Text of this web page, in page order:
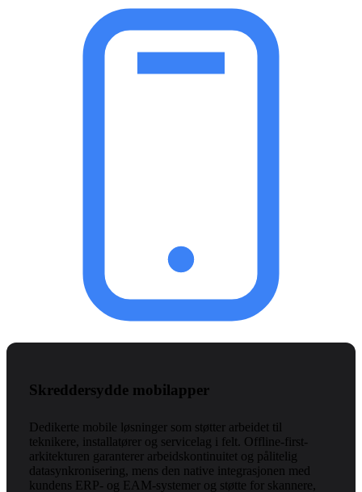
Skreddersydde mobilapper
Dedikerte mobile løsninger som støtter arbeidet til
teknikere, installatører og servicelag i felt. Offline-first-
arkitekturen garanterer arbeidskontinuitet og pålitelig
datasynkronisering, mens den native integrasjonen med
kundens ERP- og EAM-systemer og støtte for skannere,